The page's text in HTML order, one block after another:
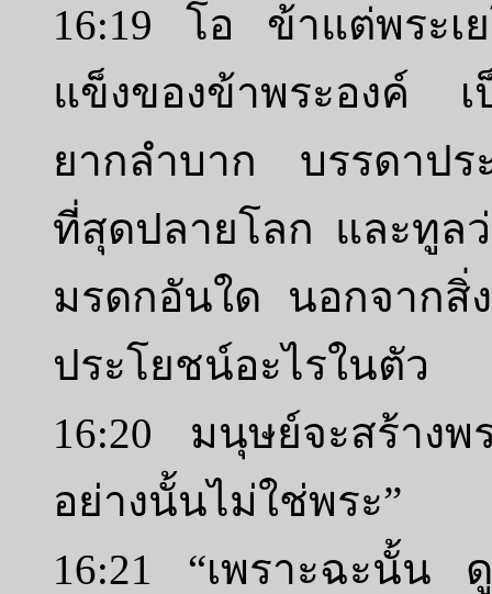
16:19 โอ ข้าแต่พระเ
แข็งของข้าพระองค์ เ
ยากลำบาก บรรดาปร
ที่สุดปลายโลก และทูล
มรดกอันใด นอกจากสิ่
ประโยชน์อะไรในตัว
16:20 มนุษย์จะสร้างพ
อย่างนั้นไม่ใช่พระ”
16:21 “เพราะฉะนั้น